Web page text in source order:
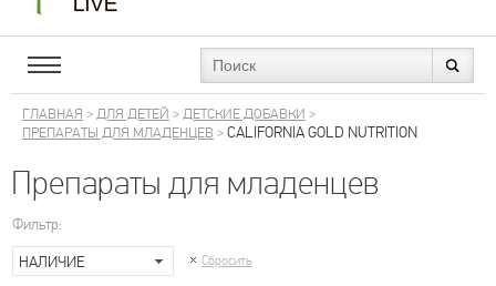
ГЛАВНАЯ >ДЛЯ ДЕТЕЙ >ДЕТСКИЕ ДОБАВКИ >
ПРЕПАРАТЫ ДЛЯ МЛАДЕНЦЕВ >CALIFORNIA GOLD NUTRITION
Препараты для младенцев
Фильтр:
НАЛИЧИЕ
Сбросить